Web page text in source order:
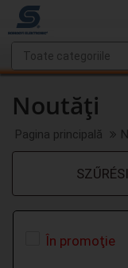
Noutăţi
Pagina principală
În promoţie